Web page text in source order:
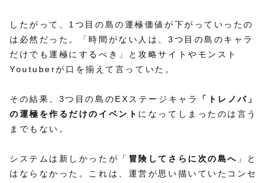
したがって、1つ目の島の運極価値が下がっていったの
は必然だった。「時間がない人は、3つ目の島のキャラ
だけでも運極にするべき」と攻略サイトやモンスト
Youtuberが口を揃えて言っていた。
その結果、3つ目の島のEXステージキャラ
「トレノバ」
の運極を作るだけのイベント になってしまったのは言う
までもない。
システムは新しかったが「 冒険してさらに次の島へ 」と
はならなかった。これは、運営が思い描いていたコンセ